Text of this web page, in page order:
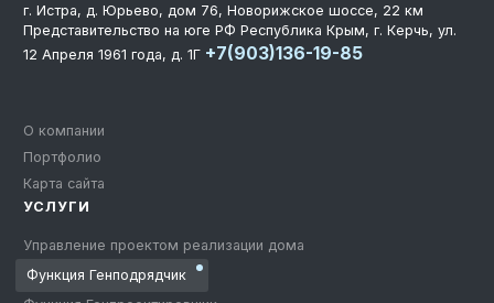
О компании
Портфолио
Карта сайта
УСЛУГИ
Управление проектом реализации дома
Функция Генподрядчик
г. Истра, д. Юрьево, дом 76, Новорижское шоссе, 22 км
Представительство на юге РФ Республика Крым, г. Керчь, ул.
12 Апреля 1961 года, д. 1Г +7(903)136-19-85